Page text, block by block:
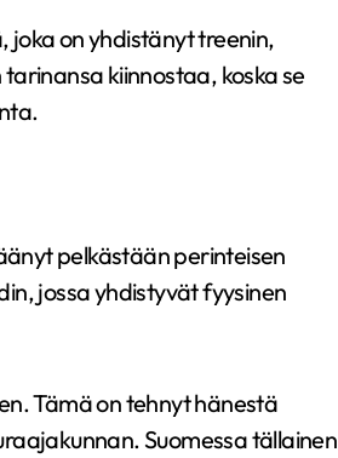
joka on yhdistänyt treenin,
kiinnostaa, koska se
pelkästään perinteisen
jossa yhdistyvät fyysinen
Tämä on tehnyt hänestä
Suomessa tällainen